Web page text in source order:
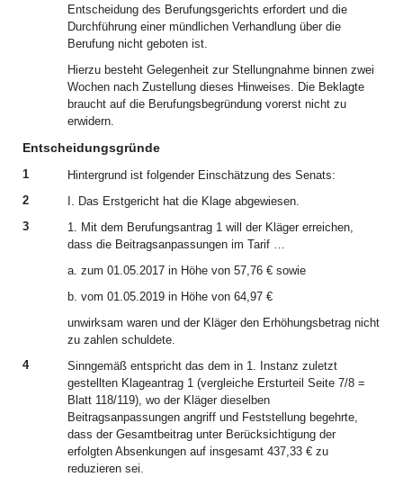
Entscheidung des Berufungsgerichts erfordert und die
Durchführung einer mündlichen Verhandlung über die
Berufung nicht geboten ist.
Hierzu besteht Gelegenheit zur Stellungnahme binnen zwei
Wochen nach Zustellung dieses Hinweises. Die Beklagte
braucht auf die Berufungsbegründung vorerst nicht zu
erwidern.
Entscheidungsgründe
1
Hintergrund ist folgender Einschätzung des Senats:
2
I. Das Erstgericht hat die Klage abgewiesen.
3
1. Mit dem Berufungsantrag 1 will der Kläger erreichen,
dass die Beitragsanpassungen im Tarif …
a. zum 01.05.2017 in Höhe von 57,76 € sowie
b. vom 01.05.2019 in Höhe von 64,97 €
unwirksam waren und der Kläger den Erhöhungsbetrag nicht
zu zahlen schuldete.
4
Sinngemäß entspricht das dem in 1. Instanz zuletzt
gestellten Klageantrag 1 (vergleiche Ersturteil Seite 7/8 =
Blatt 118/119), wo der Kläger dieselben
Beitragsanpassungen angriff und Feststellung begehrte,
dass der Gesamtbeitrag unter Berücksichtigung der
erfolgten Absenkungen auf insgesamt 437,33 € zu
reduzieren sei.